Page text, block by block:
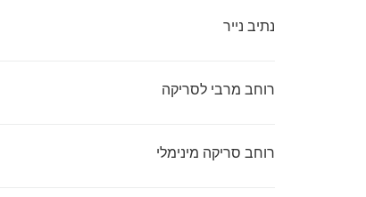
נתיב נייר
רוחב מרבי לסריקה
רוחב סריקה מינימלי